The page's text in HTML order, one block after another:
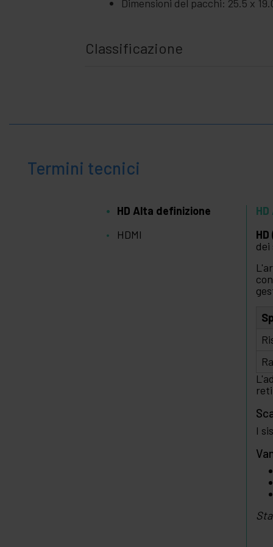
Dimensioni del pacchi: 25.5 x
Classificazione
Termini tecnici
HD Alta definizione
HDMI
dei
I